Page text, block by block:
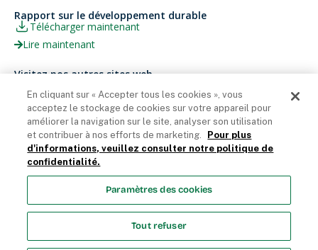
Rapport sur le développement durable
Télécharger maintenant
Lire maintenant
Visitez nos autres sites web
Carrières
Ariva
Papier Xerox® Canada
Xerox® Paper USA
Domtar Corporation 2025. Tous droits réservés.
Termes et Conditions
Politique de vie privée
Énoncé sur
Accès employés Liste des cookies
En cliquant sur « Accepter tous les cookies », vous
acceptez le stockage de cookies sur votre appareil pour
améliorer la navigation sur le site, analyser son utilisation
et contribuer à nos efforts de marketing.
Pour plus
d'informations, veuillez consulter notre politique de
confidentialité.
Paramètres des cookies
Tout refuser